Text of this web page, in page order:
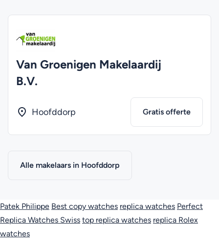
Van Groenigen Makelaardij
B.V.
Hoofddorp Gratis offerte
Alle makelaars in Hoofddorp
Patek Philippe Best copy watches replica watches Perfect
Replica Watches Swiss top replica watches replica Rolex
watches